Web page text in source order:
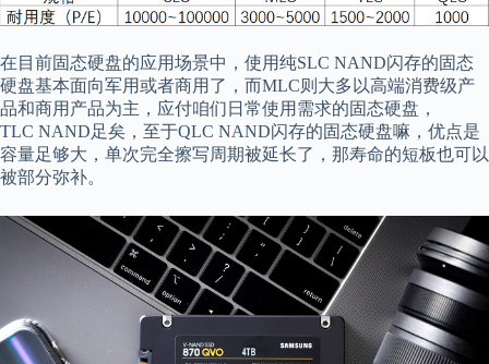
在目前固态硬盘的应用场景中，使用纯SLC NAND闪存的固态
硬盘基本面向军用或者商用了，而MLC则大多以高端消费级产
品和商用产品为主，应付咱们日常使用需求的固态硬盘，
TLC NAND足矣，至于QLC NAND闪存的固态硬盘嘛，优点是
容量足够大，单次完全擦写周期被延长了，那寿命的短板也可以
被部分弥补。